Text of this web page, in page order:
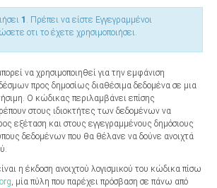
1
. Πρέπει να είστε Εγγεγραμμένοι
οτι το έχετε χρησιμοποιήσει.
να χρησιμοποιηθεί για την εμφάνιση
προς δημοσίως διαθέσιμα δεδομένα σε μια
Ο κώδικας περιλαμβάνει επίσης
στους ιδιοκτήτες των δεδομένων να
εξέταση και στους εγγεγραμμένους δημόσιους
δεδομένων που θα θέλανε να δούνε ανοιχτά
η έκδοση ανοιχτού λογισμικού του κώδικα πίσω
, μία πύλη που παρέχει πρόσβαση σε πάνω από